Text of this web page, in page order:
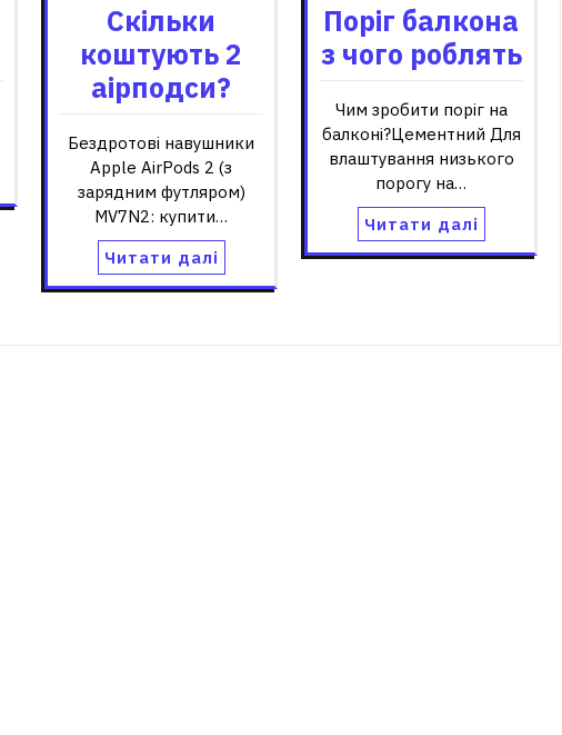
Скільки
коштують 2
аірподси?
Бездротові навушники
Apple AirPods 2 (з
зарядним футляром)
MV7N2: купити…
Читати далі
Поріг балкона
з чого роблять
Чим зробити поріг на
балконі?Цементний Для
влаштування низького
порогу на…
Читати далі